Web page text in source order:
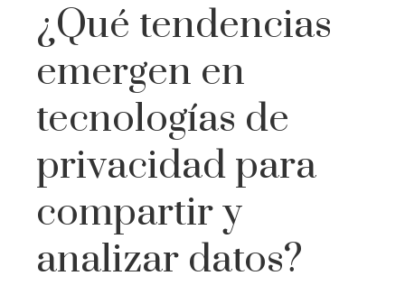
¿Qué tendencias
emergen en
tecnologías de
privacidad para
compartir y
analizar datos?